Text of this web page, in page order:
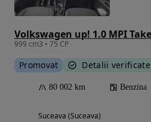
Volkswagen up! 1.0 MPI Take
999 cm3 • 75 CP
Promovat Detalii verificate
80 002 km Benzina
Suceava (Suceava)